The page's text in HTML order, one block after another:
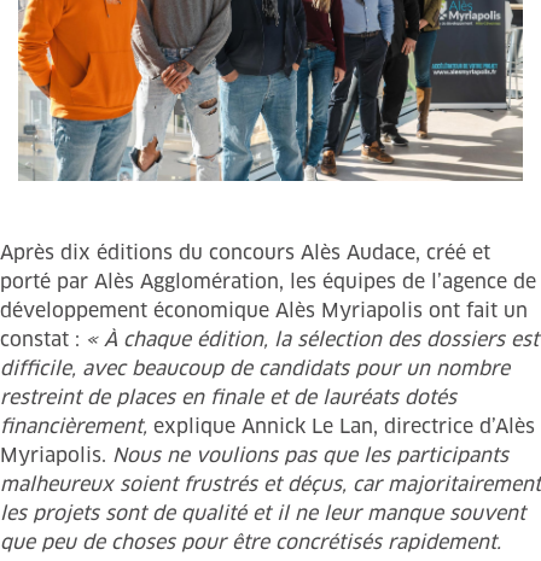
Après dix éditions du concours Alès Audace, créé et
porté par Alès Agglomération, les équipes de l’agence de
développement économique Alès Myriapolis ont fait un
constat : « À chaque édition, la sélection des dossiers est
difficile, avec beaucoup de candidats pour un nombre
restreint de places en finale et de lauréats dotés
financièrement, explique Annick Le Lan, directrice d’Alès
Myriapolis. Nous ne voulions pas que les participants
malheureux soient frustrés et déçus, car majoritairement
les projets sont de qualité et il ne leur manque souvent
que peu de choses pour être concrétisés rapidement.